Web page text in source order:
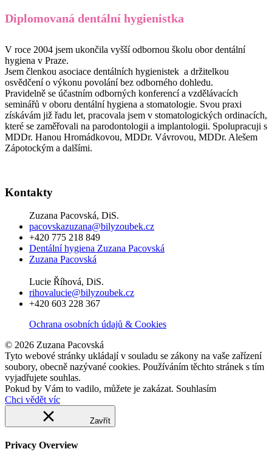
Diplomovaná dentální hygienistka
V roce 2004 jsem ukončila vyšší odbornou školu obor dentální
hygiena v Praze.
Jsem členkou asociace dentálních hygienistek a držitelkou
osvědčení o výkonu povolání bez odborného dohledu.
Pravidelně se účastním odborných konferencí a vzdělávacích
seminářů v oboru dentální hygiena a stomatologie. Svou praxi
získávám již řadu let, pracovala jsem v stomatologických ordinacích,
které se zaměřovali na parodontologii a implantologii. Spolupracuji s
MDDr. Hanou Hromádkovou, MDDr. Vávrovou, MDDr. Alešem
Zápotockým a dalšími.
Kontakty
Zuzana Pacovská, DiS.
pacovskazuzana@bilyzoubek.cz
+420 775 218 849
Dentální hygiena Zuzana Pacovská
Zuzana Pacovská
Lucie Říhová, DiS.
rihovalucie@bilyzoubek.cz
+420 603 228 367
Ochrana osobních údajů & Cookies
© 2026 Zuzana Pacovská
Tyto webové stránky ukládají v souladu se zákony na vaše zařízení
soubory, obecně nazývané cookies. Používáním těchto stránek s tím
vyjadřujete souhlas.
Pokud by Vám to vadilo, můžete je zakázat. Souhlasím
Chci vědět víc
Zavřít
Privacy Overview